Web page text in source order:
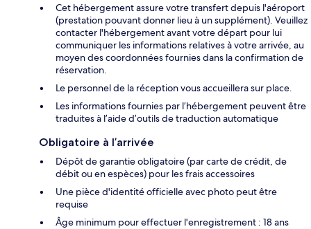
Cet hébergement assure votre transfert depuis l'aéroport
(prestation pouvant donner lieu à un supplément). Veuillez
contacter l'hébergement avant votre départ pour lui
communiquer les informations relatives à votre arrivée, au
moyen des coordonnées fournies dans la confirmation de
réservation.
Le personnel de la réception vous accueillera sur place.
Les informations fournies par l’hébergement peuvent être
traduites à l’aide d’outils de traduction automatique
Obligatoire à l’arrivée
Dépôt de garantie obligatoire (par carte de crédit, de
débit ou en espèces) pour les frais accessoires
Une pièce d'identité officielle avec photo peut être
requise
Âge minimum pour effectuer l'enregistrement : 18 ans